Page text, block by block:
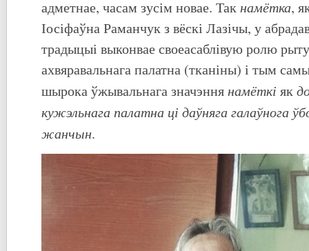
адметнае, часам зусім новае. Так намётка,
Іосіфаўна Раманчук з вёскі Лазічы, у
традыцыі выконвае своеасаблівую ролю
ахвяравальнага палатна (тканіны) і тым
шырока ўжывальнага значэння намёткі як
кужэльнага палатна ці даўняга галаўнога
жанчын.